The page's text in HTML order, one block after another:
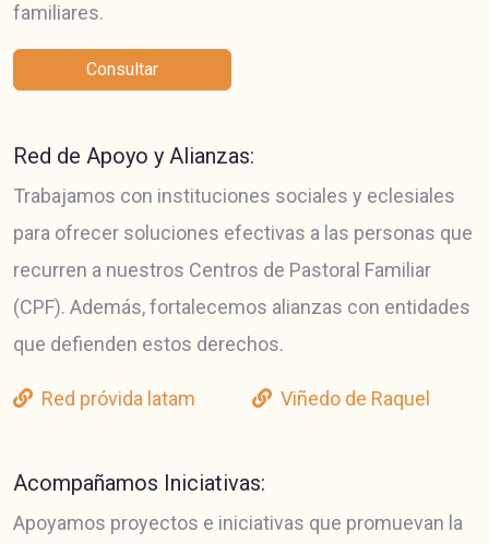
familiares.
Consultar
Red de Apoyo y Alianzas:
Trabajamos con instituciones sociales y eclesiales
para ofrecer soluciones efectivas a las personas que
recurren a nuestros Centros de Pastoral Familiar
(CPF). Además, fortalecemos alianzas con entidades
que defienden estos derechos.
Red próvida latam Viñedo de Raquel
Acompañamos Iniciativas:
Apoyamos proyectos e iniciativas que promuevan la